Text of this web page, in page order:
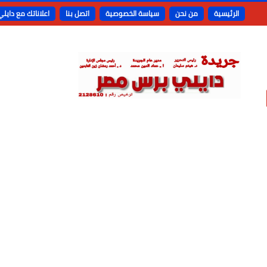
الرئيسية من نحن سياسة الخصوصية اتصل بنا اعلاناتك مع